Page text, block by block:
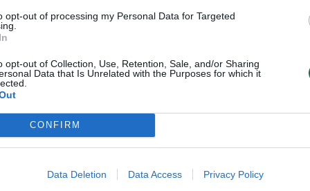
opt-out of processing my Personal Data for Targeted
opt-out of Collection, Use, Retention, Sale, and/or Sharing
Data that Is Unrelated with the Purposes for which it
CONFIRM
Data Deletion Data Access Privacy Policy
festivalio Vilniuje: atskleidė populiariausią
V. Zalužno pasisakymą laiko bandymu
įsitvirtinti Ukrainos politikoje: jis yra